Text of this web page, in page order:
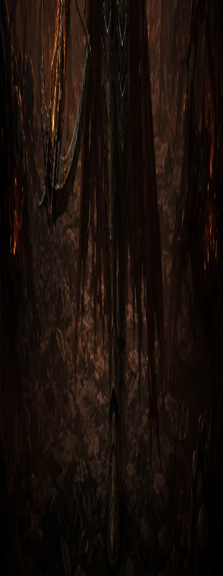
1. Вступление Охотник на демонов Мантия тени через
Бросок кинжала в Diablo 3 — это опытный мастер
стрелок, сп…
Анна Святой
м
Охотник
Гайд на Охотника на демонов: Оплечье
поддержания через Скоростную стрельбу
1. Вступление Охотник на демонов Оплечье поддержания
через Скоростную стрельбу в Diablo 3 — это опытный
масте…
Файр Звёздный
м
Класс охотника на демонов в Diablo 3: Reaper of Souls
представляет собой эксперта по дальней боевой
атаке и использованию ловушек. Охотники на
демонов мастера владения луками, арбалетами и
другими оружиями дальнего боя, что позволяет им
наносить большой урон издалека и оставаться в
безопасности.
Охотники на демонов также могут использовать ловушки,
чтобы замедлять и отталкивать противников, а также
вызывать животных, чтобы помочь им в бою. Они
обладают способностью к улучшенной меткости, что
позволяет им поражать противников с большей точностью
Этот класс идеально подходит для тех, кто предпочитает
атаковать издалека и избегать непосредственного
контакта с противниками. Охотники на демонов также
могут использоваться в качестве поддержки для других
игроков благодаря своей способности к контролю над
противниками. Они являются одними из самых
эффективных классов в Diablo 3: Reaper of Souls, и могут
прекрасно справляться с множеством противников в